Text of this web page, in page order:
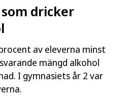
dricker
av eleverna minst
mängd alkohol
I gymnasiets år 2 var